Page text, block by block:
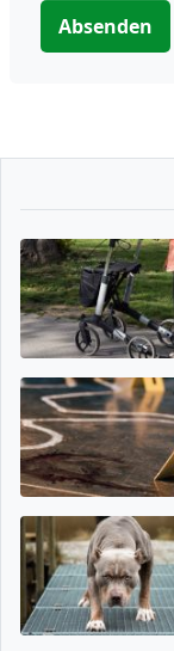
Absenden